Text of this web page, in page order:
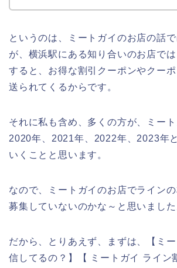
というのは、ミートガイのお店の話
が、横浜駅にある知り合いのお店で
すると、お得な割引クーポンやクー
送られてくるからです。
それに私も含め、多くの方が、ミー
2020年、2021年、2022年、2023年
いくことと思います。
なので、ミートガイのお店でライン
募集していないのかな～と思いました
だから、とりあえず、まずは、【ミ
信してるの？】【 ミートガイ ライン